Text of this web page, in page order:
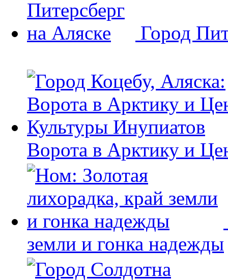
Город
Ворота в Арктику и
земли и гонка надежды